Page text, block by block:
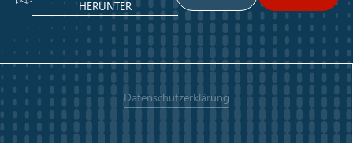
HERUNTER
Datenschutzerklärung